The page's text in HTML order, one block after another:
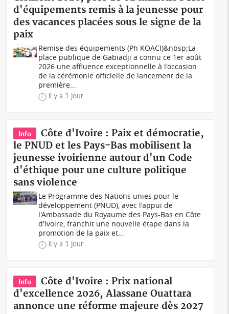
d'équipements remis à la jeunesse pour
des vacances placées sous le signe de la
paix
Remise des équipements (Ph KOACI)&nbsp;La
place publique de Gabiadji a connu ce 1er août
2026 une affluence exceptionnelle à l'occasion
de la cérémonie officielle de lancement de la
première...
il y a 1 jour
Info
Côte d'Ivoire : Paix et démocratie,
le PNUD et les Pays-Bas mobilisent la
jeunesse ivoirienne autour d'un Code
d'éthique pour une culture politique
sans violence
Le Programme des Nations unies pour le
développement (PNUD), avec l'appui de
l'Ambassade du Royaume des Pays-Bas en Côte
d'Ivoire, franchit une nouvelle étape dans la
promotion de la paix et...
il y a 1 jour
Info
Côte d'Ivoire : Prix national
d'excellence 2026, Alassane Ouattara
annonce une réforme majeure dès 2027